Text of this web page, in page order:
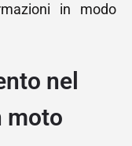
in modo
nel
moto